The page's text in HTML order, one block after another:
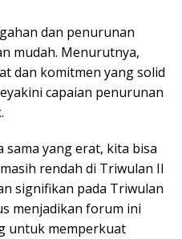
dan penurunan
mudah. Menurutnya,
dan komitmen yang solid
capaian penurunan
sama yang erat, kita bisa
rendah di Triwulan II
signifikan pada Triwulan
menjadikan forum ini
untuk memperkuat